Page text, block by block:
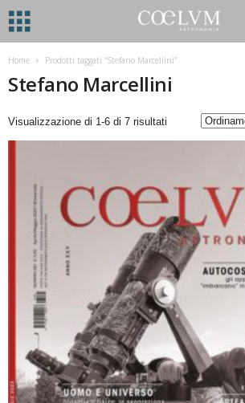
Home Prodotti taggati “Stefano Marcellini”
Stefano Marcellini
Visualizzazione di 1-6 di 7 risultati